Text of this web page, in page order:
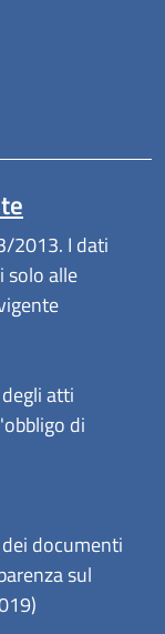
2013. I dati
solo alle
atti
di
documenti
sul